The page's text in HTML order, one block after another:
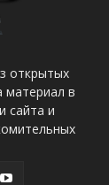
открытых
материал в
сайта и